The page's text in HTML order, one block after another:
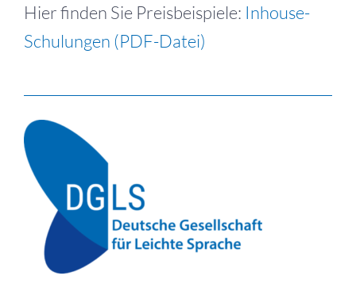
Hier finden Sie Preisbeispiele: Inhouse-
Schulungen (PDF-Datei)